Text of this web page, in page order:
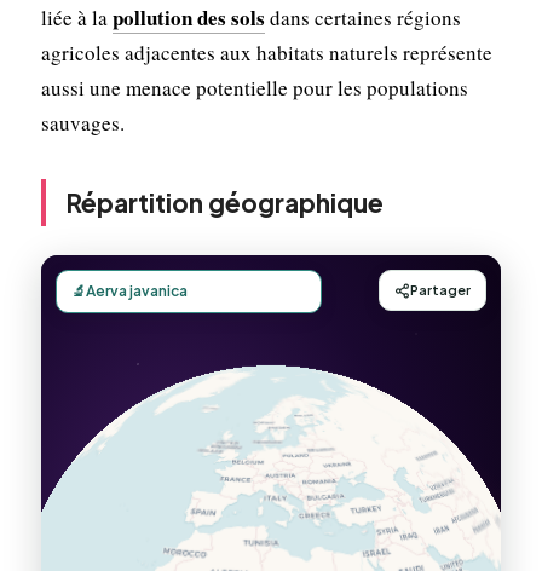
liée à lapollution des sols dans certaines régions
agricoles adjacentes aux habitats naturels représente
aussi une menace potentielle pour les populations
sauvages.
Répartition géographique